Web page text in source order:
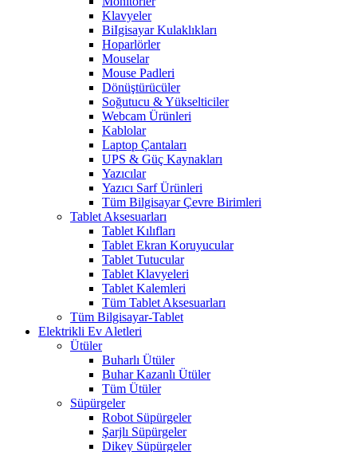
Klavyeler
BiIgisayar Kulaklıkları
Hoparlörler
Mouselar
Mouse Padleri
Dönüştürücüler
Soğutucu & Yükselticiler
Webcam Ürünleri
Kablolar
Laptop Çantaları
UPS & Güç Kaynakları
Yazıcılar
Yazıcı Sarf Ürünleri
Tüm Bilgisayar Çevre Birimleri
Tablet Aksesuarları
Tablet Kılıfları
Tablet Ekran Koruyucular
Tablet Tutucular
Tablet Klavyeleri
Tablet Kalemleri
Tüm Tablet Aksesuarları
Tüm Bilgisayar-Tablet
Elektrikli Ev Aletleri
Ütüler
Buharlı Ütüler
Buhar Kazanlı Ütüler
Tüm Ütüler
Süpürgeler
Robot Süpürgeler
Şarjlı Süpürgeler
Dikey Süpürgeler